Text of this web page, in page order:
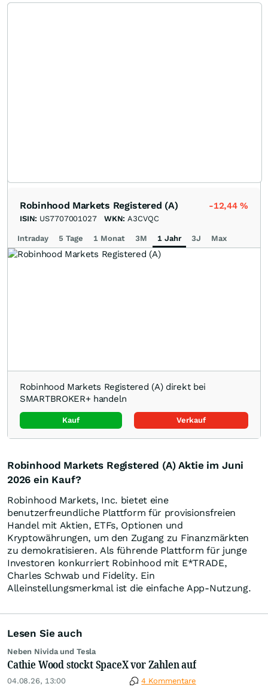
Robinhood Markets Registered (A) -12,44%
ISIN: US7707001027 WKN: A3CVQC
Intraday 5 Tage 1 Monat 3M 1 Jahr 3J Max
Robinhood Markets Registered (A) direkt bei
SMARTBROKER+ handeln
Kauf Verkauf
Robinhood Markets Registered (A) Aktie im Juni
2026 ein Kauf?
Robinhood Markets, Inc. bietet eine
benutzerfreundliche Plattform für provisionsfreien
Handel mit Aktien, ETFs, Optionen und
Kryptowährungen, um den Zugang zu Finanzmärkten
zu demokratisieren. Als führende Plattform für junge
Investoren konkurriert Robinhood mit E*TRADE,
Charles Schwab und Fidelity. Ein
Alleinstellungsmerkmal ist die einfache App-Nutzung.
Lesen Sie auch
Neben Nivida und Tesla
Cathie Wood stockt SpaceX vor Zahlen auf
04.08.26, 13:00 4 Kommentare